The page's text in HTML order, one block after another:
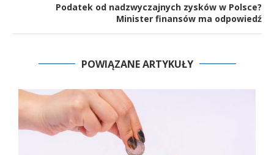
Podatek od nadzwyczajnych zysków w Polsce?
Minister finansów ma odpowiedź
POWIĄZANE ARTYKUŁY